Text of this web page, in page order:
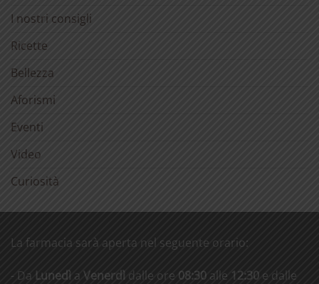
I nostri consigli
Ricette
Bellezza
Aforismi
Eventi
Video
Curiosità
La farmacia sarà aperta nel seguente orario:
- Da Lunedì a Venerdì dalle ore 08:30 alle 12:30 e dalle